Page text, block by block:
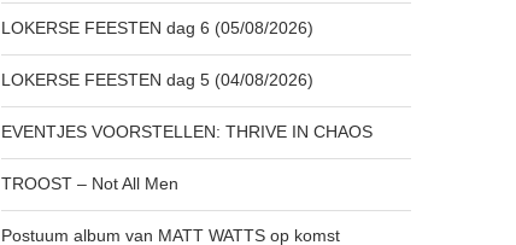
LOKERSE FEESTEN dag 6 (05/08/2026)
LOKERSE FEESTEN dag 5 (04/08/2026)
EVENTJES VOORSTELLEN: THRIVE IN CHAOS
TROOST – Not All Men
Postuum album van MATT WATTS op komst